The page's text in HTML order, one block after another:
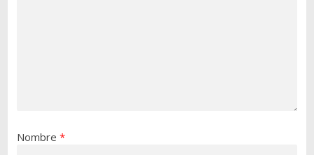
Nombre *